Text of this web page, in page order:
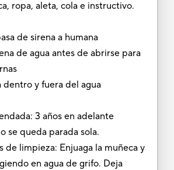
ropa, aleta, cola e instructivo.
de sirena a humana
de agua antes de abrirse para
dentro y fuera del agua
3 años en adelante
se queda parada sola.
de limpieza: Enjuaga la muñeca y
en agua de grifo. Deja